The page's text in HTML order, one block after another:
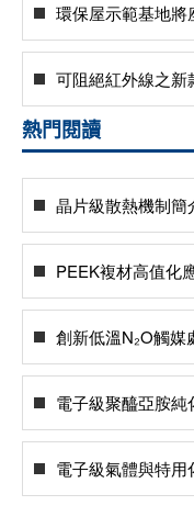
環保屋示範基地將
可阻絕紅外線之新
熱門閱讀
晶片級散熱機制簡
PEEK複材高值化
創新低溫N₂O觸媒
電子級聚醯亞胺
電子級氣體與特